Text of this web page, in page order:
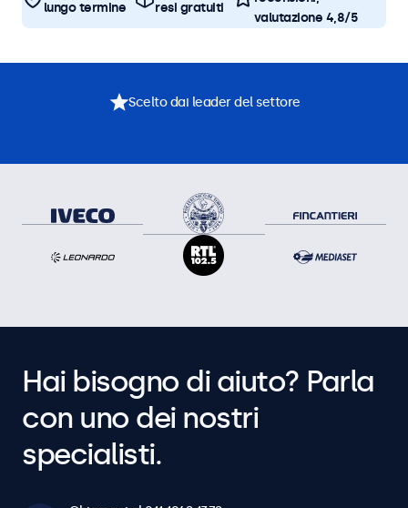
lungo termine
resi gratuiti
valutazione 4,8/5
Scelto dai leader del settore
Hai bisogno di aiuto? Parla
con uno dei nostri
specialisti.